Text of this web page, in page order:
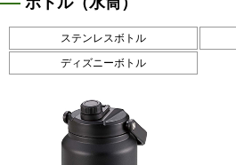
ステンレスボトル
ディズニーボトル